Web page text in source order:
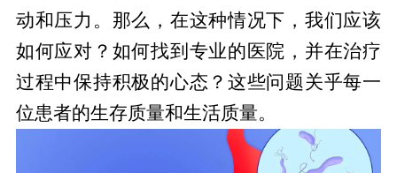
动和压力。那么，在这种情况下，我们应该
如何应对？如何找到专业的医院，并在治疗
过程中保持积极的心态？这些问题关乎每一
位患者的生存质量和生活质量。